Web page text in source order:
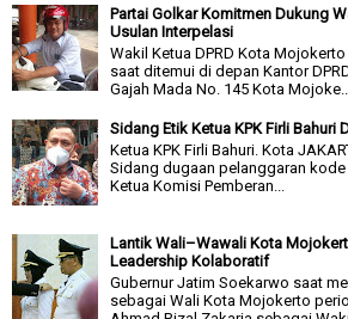
Partai Golkar Komitmen Dukung
Usulan Interpelasi
Wakil Ketua DPRD Kota
saat ditemui di depan Kantor
Gajah Mada No. 145 Kota Mojoke...
Sidang Etik Ketua KPK Firli Bahuri
Ketua KPK Firli Bahuri. Kota
Sidang dugaan pelanggaran
Ketua Komisi Pemberan...
Lantik Wali–Wawali Kota
Leadership Kolaboratif
Gubernur Jatim Soekarwo saat
sebagai Wali Kota Mojokerto